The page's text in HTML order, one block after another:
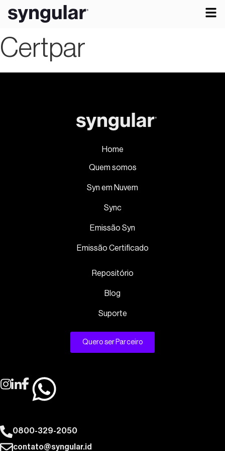
Certpar
Home
Quem somos
Syn em Nuvem
Sync
Emissão Syn
Emissão Certificado
Repositório
Blog
Suporte
Quero ser Parceiro
0800-329-2050
contato@syngular.id